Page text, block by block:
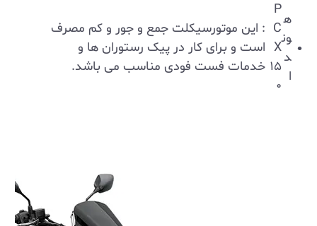
ه
ون
د
ا
P
C
X
۱۵
۰
: این موتورسیکلت جمع و جور و کم مصرف
است و برای کار در پیک رستوران‌ ها و
خدمات فست فودی مناسب می ‌باشد.